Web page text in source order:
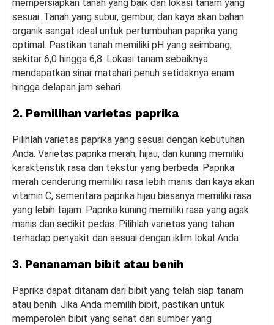
mempersiapkan tanah yang baik dan lokasi tanam yang
sesuai. Tanah yang subur, gembur, dan kaya akan bahan
organik sangat ideal untuk pertumbuhan paprika yang
optimal. Pastikan tanah memiliki pH yang seimbang,
sekitar 6,0 hingga 6,8. Lokasi tanam sebaiknya
mendapatkan sinar matahari penuh setidaknya enam
hingga delapan jam sehari.
2. Pemilihan varietas paprika
Pilihlah varietas paprika yang sesuai dengan kebutuhan
Anda. Varietas paprika merah, hijau, dan kuning memiliki
karakteristik rasa dan tekstur yang berbeda. Paprika
merah cenderung memiliki rasa lebih manis dan kaya akan
vitamin C, sementara paprika hijau biasanya memiliki rasa
yang lebih tajam. Paprika kuning memiliki rasa yang agak
manis dan sedikit pedas. Pilihlah varietas yang tahan
terhadap penyakit dan sesuai dengan iklim lokal Anda.
3. Penanaman bibit atau benih
Paprika dapat ditanam dari bibit yang telah siap tanam
atau benih. Jika Anda memilih bibit, pastikan untuk
memperoleh bibit yang sehat dari sumber yang